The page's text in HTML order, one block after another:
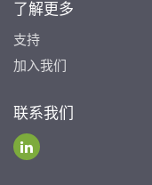
了解更多
支持
加入我们
联系我们